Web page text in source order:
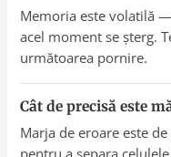
Memoria este volatilă
acel moment se șterg.
următoarea pornire.
Cât de precisă este
Marja de eroare este